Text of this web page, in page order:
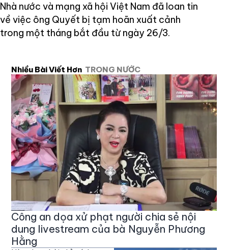
Nhà nước và mạng xã hội Việt Nam đã loan tin
về việc ông Quyết bị tạm hoãn xuất cảnh
trong một tháng bắt đầu từ ngày 26/3.
Nhiều Bài Viết Hơn TRONG NƯỚC
Công an dọa xử phạt người chia sẻ nội
dung livestream của bà Nguyễn Phương
Hằng